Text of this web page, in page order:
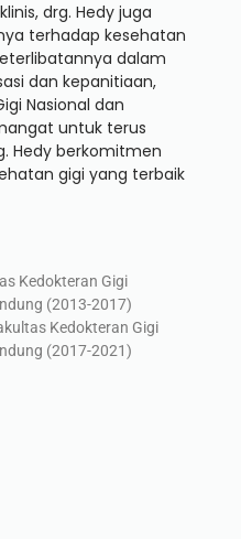
drg. Hedy juga
terhadap kesehatan
dalam
dan kepanitiaan,
Nasional dan
untuk terus
Hedy berkomitmen
gigi yang terbaik
Kedokteran Gigi
(2013-2017)
Kedokteran Gigi
(2017-2021)